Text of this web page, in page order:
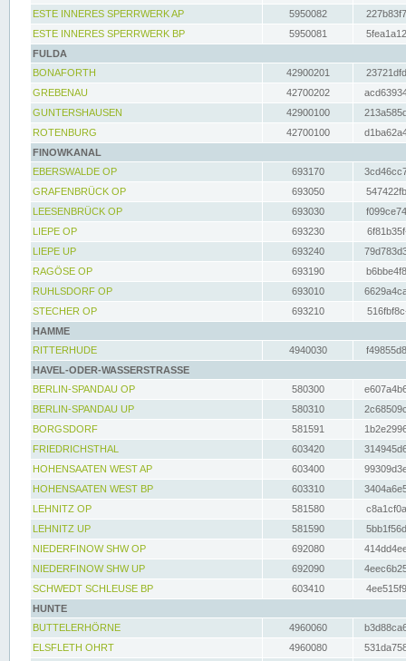
ESTE INNERES SPERRWERK AP
5950082
ESTE INNERES SPERRWERK BP
5950081
FULDA
BONAFORTH
42900201
GREBENAU
42700202
GUNTERSHAUSEN
42900100
ROTENBURG
42700100
FINOWKANAL
EBERSWALDE OP
693170
GRAFENBRÜCK OP
693050
LEESENBRÜCK OP
693030
LIEPE OP
693230
LIEPE UP
693240
RAGÖSE OP
693190
RUHLSDORF OP
693010
STECHER OP
693210
HAMME
RITTERHUDE
4940030
HAVEL-ODER-WASSERSTRASSE
BERLIN-SPANDAU OP
580300
BERLIN-SPANDAU UP
580310
BORGSDORF
581591
FRIEDRICHSTHAL
603420
HOHENSAATEN WEST AP
603400
HOHENSAATEN WEST BP
603310
LEHNITZ OP
581580
LEHNITZ UP
581590
NIEDERFINOW SHW OP
692080
NIEDERFINOW SHW UP
692090
SCHWEDT SCHLEUSE BP
603410
HUNTE
BUTTELERHÖRNE
4960060
ELSFLETH OHRT
4960080